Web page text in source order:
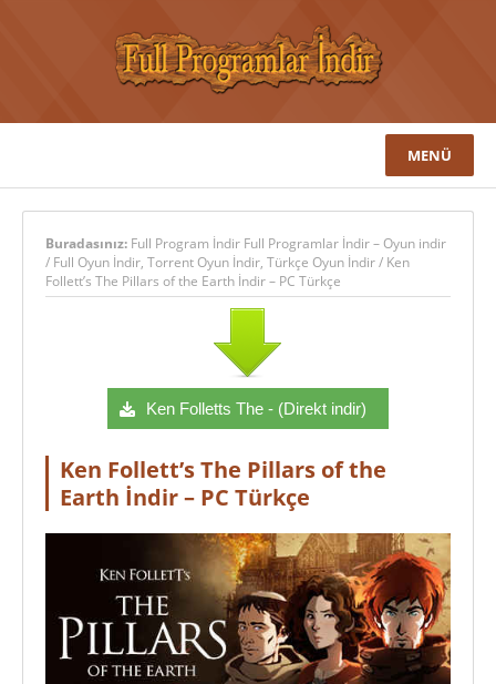
MENÜ
Buradasınız: Full Program İndir Full Programlar İndir – Oyun indir
/ Full Oyun İndir, Torrent Oyun İndir, Türkçe Oyun İndir/ Ken
Follett’s The Pillars of the Earth İndir – PC Türkçe
Ken Folletts The - (Direkt indir)
Ken Follett’s The Pillars of the
Earth İndir – PC Türkçe